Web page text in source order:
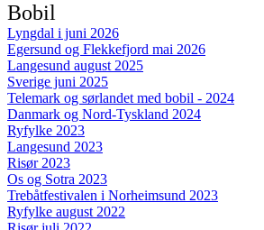
Bobil
Lyngdal i juni 2026
Egersund og Flekkefjord mai 2026
Langesund august 2025
Sverige juni 2025
Telemark og sørlandet med bobil - 2024
Danmark og Nord-Tyskland 2024
Ryfylke 2023
Langesund 2023
Risør 2023
Os og Sotra 2023
Trebåtfestivalen i Norheimsund 2023
Ryfylke august 2022